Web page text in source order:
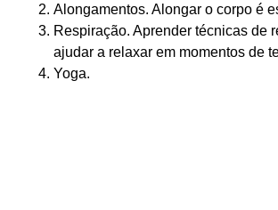
Alongamentos. Alongar o corpo é
Respiração. Aprender técnicas de
ajudar a relaxar em momentos de
Yoga.